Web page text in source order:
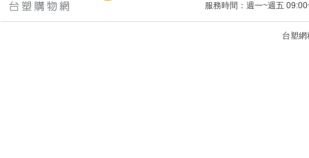
服務時間：週一~週五
台塑